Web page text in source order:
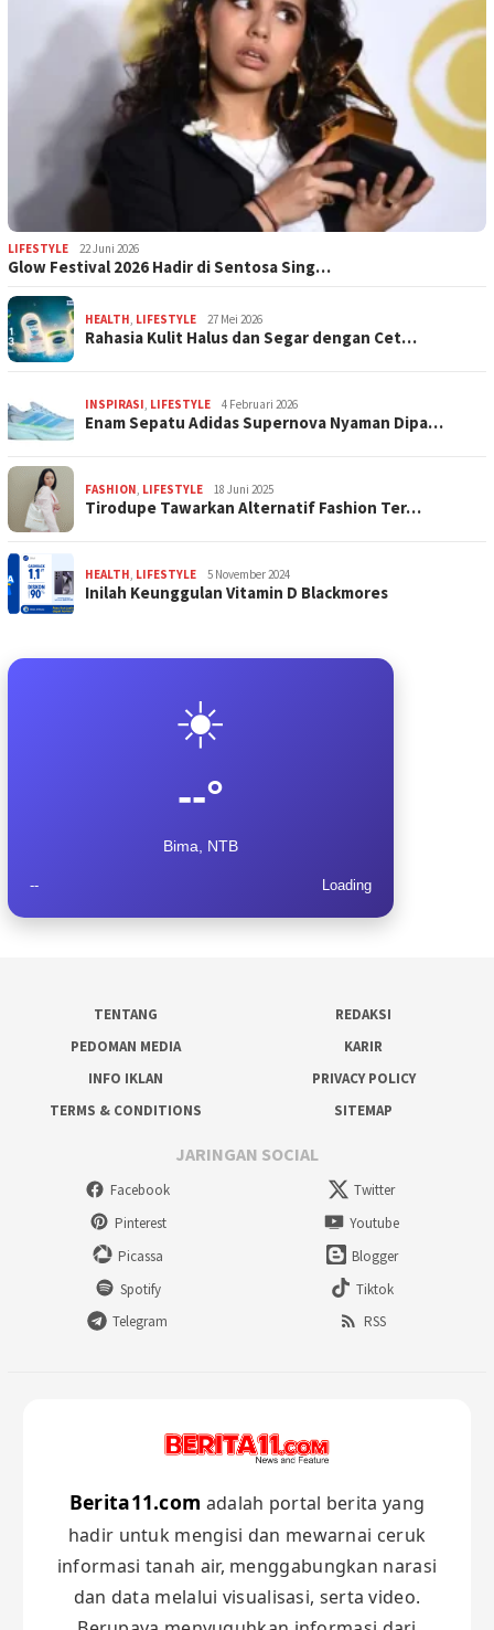
LIFESTYLE 22 Juni 2026
Glow Festival 2026 Hadir di Sentosa Sing…
HEALTH, LIFESTYLE 27 Mei 2026
Rahasia Kulit Halus dan Segar dengan Cet…
INSPIRASI, LIFESTYLE 4 Februari 2026
Enam Sepatu Adidas Supernova Nyaman Dipa…
FASHION, LIFESTYLE 18 Juni 2025
Tirodupe Tawarkan Alternatif Fashion Ter…
HEALTH, LIFESTYLE 5 November 2024
Inilah Keunggulan Vitamin D Blackmores
☀️
--°
Bima, NTB
-- Loading
TENTANG
REDAKSI
PEDOMAN MEDIA
KARIR
INFO IKLAN
PRIVACY POLICY
TERMS & CONDITIONS
SITEMAP
JARINGAN SOCIAL
Facebook
Twitter
Pinterest
Youtube
Picassa
Blogger
Spotify
Tiktok
Telegram
RSS
Berita11.com adalah portal berita yang
hadir untuk mengisi dan mewarnai ceruk
informasi tanah air, menggabungkan narasi
dan data melalui visualisasi, serta video.